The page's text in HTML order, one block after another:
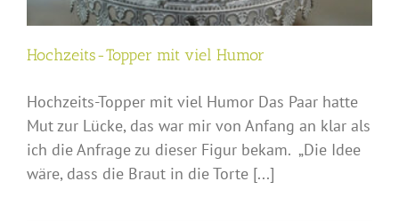
Hochzeits-Topper mit viel Humor
Hochzeits-Topper mit viel Humor Das Paar hatte
Mut zur Lücke, das war mir von Anfang an klar als
ich die Anfrage zu dieser Figur bekam. „Die Idee
wäre, dass die Braut in die Torte [...]